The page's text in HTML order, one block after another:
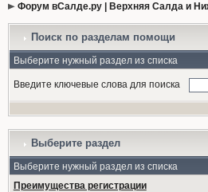
Форум вСалде.ру | Верхняя Салда и
Поиск по разделам помощи
Выберите нужный раздел из списка
Введите ключевые слова для поиска
Выберите раздел
Выберите нужный раздел из списка
Преимущества регистрации